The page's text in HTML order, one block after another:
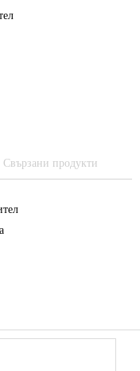
Свързани продукти